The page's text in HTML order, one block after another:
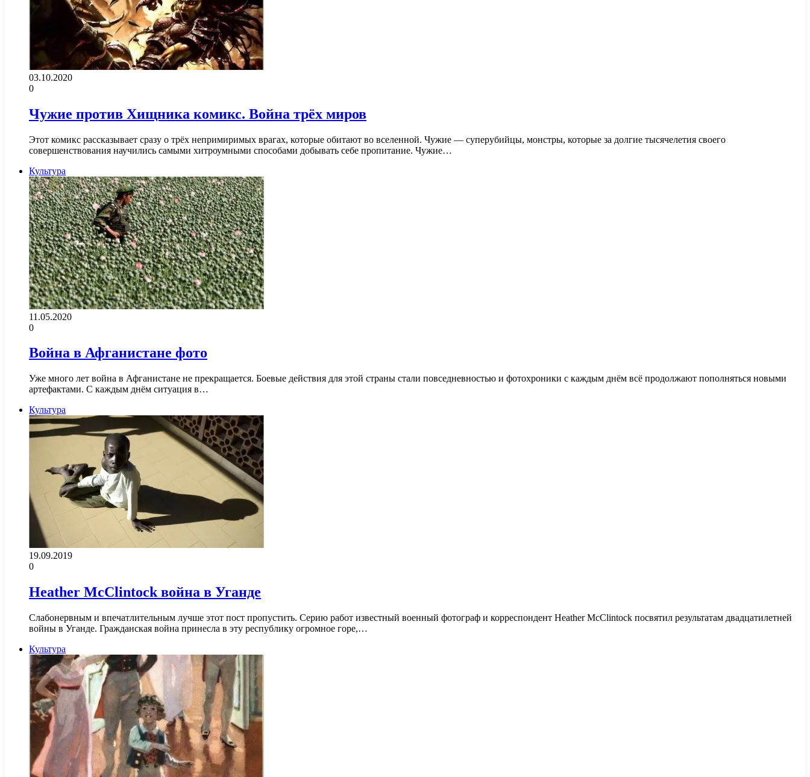
03.10.2020
0
Чужие против Хищника комикс. Война трёх миров
Этот комикс рассказывает сразу о трёх непримиримых врагах, которые обитают во вселенной. Чужие — суперубийцы, монстры, которые за долгие тысячелетия своего
совершенствования научились самыми хитроумными способами добывать себе пропитание. Чужие…
Культура
11.05.2020
0
Война в Афганистане фото
Уже много лет война в Афганистане не прекращается. Боевые действия для этой страны стали повседневностью и фотохроники с каждым днём всё продолжают пополняться новыми
артефактами. С каждым днём ситуация в…
Культура
19.09.2019
0
Heather McClintock война в Уганде
Слабонервным и впечатлительным лучше этот пост пропустить. Серию работ известный военный фотограф и корреспондент Heather McClintock посвятил результатам двадцатилетней
войны в Уганде. Гражданская война принесла в эту республику огромное горе,…
Культура